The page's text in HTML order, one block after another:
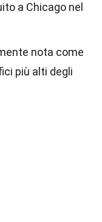
a Chicago nel
nota come
più alti degli